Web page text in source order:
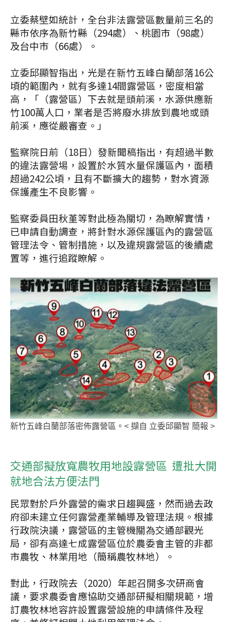
立委蔡壁如統計，全台非法露營區數量前三名的
縣市依序為新竹縣（294處）、桃園市（98處）
及台中市（66處）。
立委邱顯智指出，光是在新竹五峰白蘭部落16公
頃的範圍內，就有多達14間露營區，密度相當
高，「（露營區）下去就是頭前溪，水源供應新
竹100萬人口，業者是否將廢水排放到農地或頭
前溪，應從嚴審查。」
監察院日前（18日）發新聞稿指出，有超過半數
的違法露營埸，設置於水質水量保護區內，面積
超過242公頃，且有不斷擴大的趨勢，對水資源
保護產生不良影響。
監察委員田秋堇等對此極為關切，為瞭解實情，
已申請自動調查，將針對水源保護區內的露營區
管理法令、管制措施，以及違規露營區的後續處
置等，進行追蹤瞭解。
新竹五峰白蘭部落密佈露營區。< 擷自 立委邱顯智 簡報 >
交通部擬放寬農牧用地設露營區 遭批大開
就地合法方便法門
民眾對於戶外露營的需求日趨興盛，然而過去政
府卻未建立任何露營產業輔導及管理法規。根據
行政院決議，露營區的主管機關為交通部觀光
局，卻有高達七成露營區位於農委會主管的非都
市農牧、林業用地（簡稱農牧林地）。
對此，行政院去（2020）年起召開多次研商會
議，要求農委會應協助交通部研擬相關規範，增
訂農牧林地容許設置露營設施的申請條件及程